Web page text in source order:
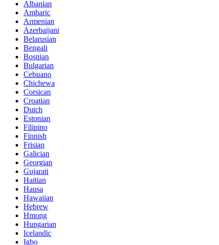
Albanian
Amharic
Armenian
Azerbaijani
Belarusian
Bengali
Bosnian
Bulgarian
Cebuano
Chichewa
Corsican
Croatian
Dutch
Estonian
Filipino
Finnish
Frisian
Galician
Georgian
Gujarati
Haitian
Hausa
Hawaiian
Hebrew
Hmong
Hungarian
Icelandic
Igbo